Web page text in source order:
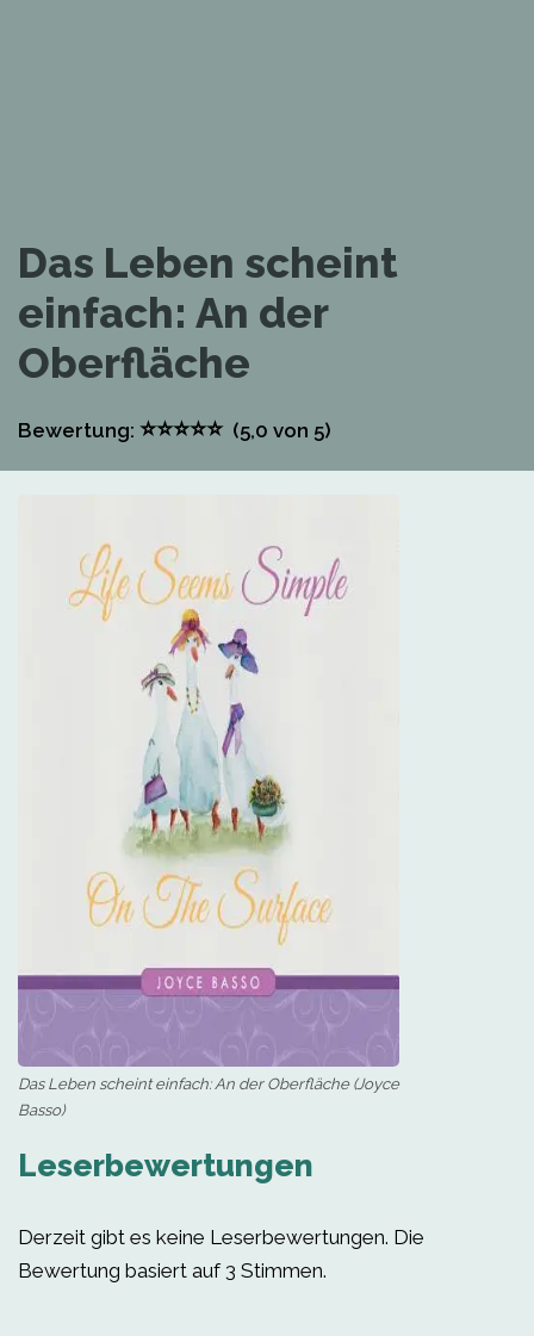
Das Leben scheint
einfach: An der
Oberfläche
Bewertung: ⭐⭐⭐⭐⭐(5,0 von 5)
Das Leben scheint einfach: An der Oberfläche (Joyce
Basso)
Leserbewertungen
Derzeit gibt es keine Leserbewertungen. Die
Bewertung basiert auf 3 Stimmen.